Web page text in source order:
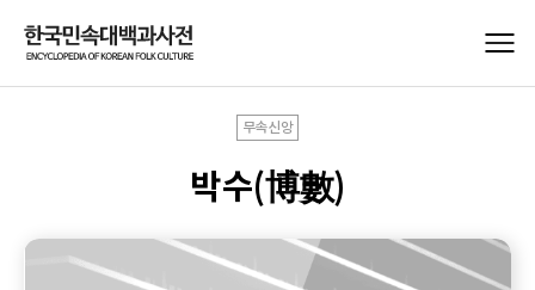
무속신앙
박수(博數)